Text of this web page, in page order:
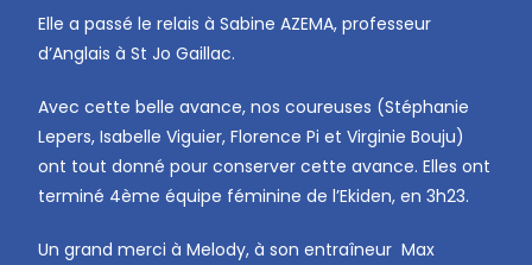
Elle a passé le relais à Sabine AZEMA, professeur
d’Anglais à St Jo Gaillac.
Avec cette belle avance, nos coureuses (Stéphanie
Lepers, Isabelle Viguier, Florence Pi et Virginie Bouju)
ont tout donné pour conserver cette avance. Elles ont
terminé 4ème équipe féminine de l’Ekiden, en 3h23.
Un grand merci à Melody, à son entraîneur Max